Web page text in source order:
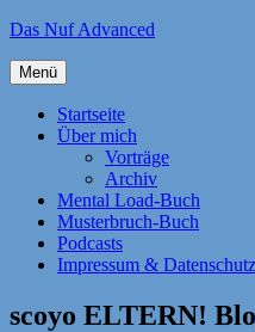
Zum
springen
Das Nuf Advanced
Menü
Startseite
Über mich
Vorträge
Archiv
Mental Load-Buch
Musterbruch-Buch
Podcasts
Impressum & Datenschutz
scoyo ELTERN!